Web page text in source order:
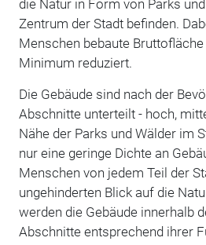
die Natur in Form von Parks
Zentrum der Stadt befinden.
Menschen bebaute
Minimum reduziert.
Die Gebäude sind nach der
Abschnitte unterteilt - hoch,
Nähe der Parks und Wälder im
nur eine geringe Dichte an
Menschen von jedem Teil der
ungehinderten Blick auf die
werden die Gebäude innerhalb
Abschnitte entsprechend ihrer